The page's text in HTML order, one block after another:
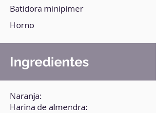
Batidora minipimer
Horno
Ingredientes
Naranja:
Harina de almendra: